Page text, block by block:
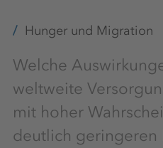
Hunger und Migration
Welche
weltweite
mit hoher
deutlich geringeren